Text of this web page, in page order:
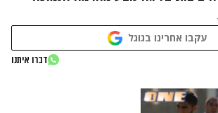
עקבו אחרינו בגוגל
דברו איתנו